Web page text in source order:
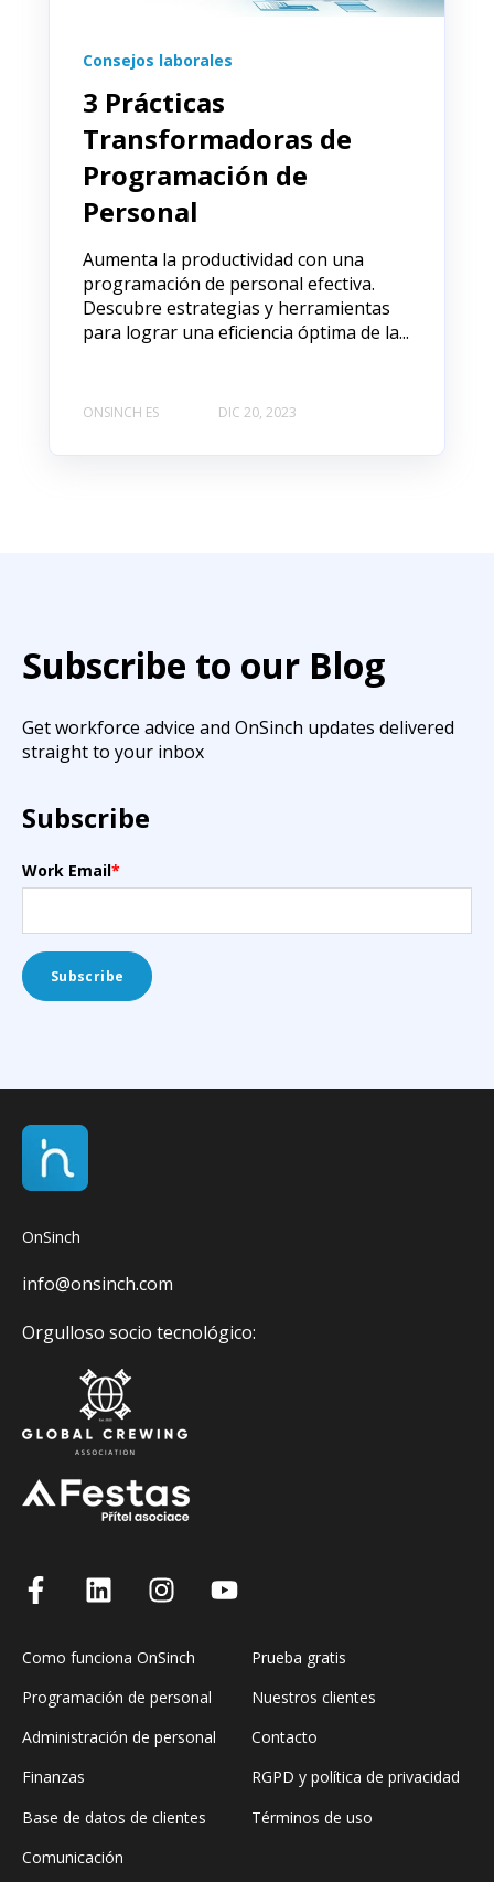
Consejos laborales
3 Prácticas
Transformadoras de
Programación de
Personal
Aumenta la productividad con una
programación de personal efectiva.
Descubre estrategias y herramientas
para lograr una eficiencia óptima de la...
ONSINCH ES DIC 20, 2023
Subscribe to our Blog
Get workforce advice and OnSinch updates delivered
straight to your inbox
Subscribe
Work Email*
OnSinch
info@onsinch.com
Orgulloso socio tecnológico:
Como funciona OnSinch
Programación de personal
Administración de personal
Finanzas
Base de datos de clientes
Comunicación
Prueba gratis
Nuestros clientes
Contacto
RGPD y política de privacidad
Términos de uso